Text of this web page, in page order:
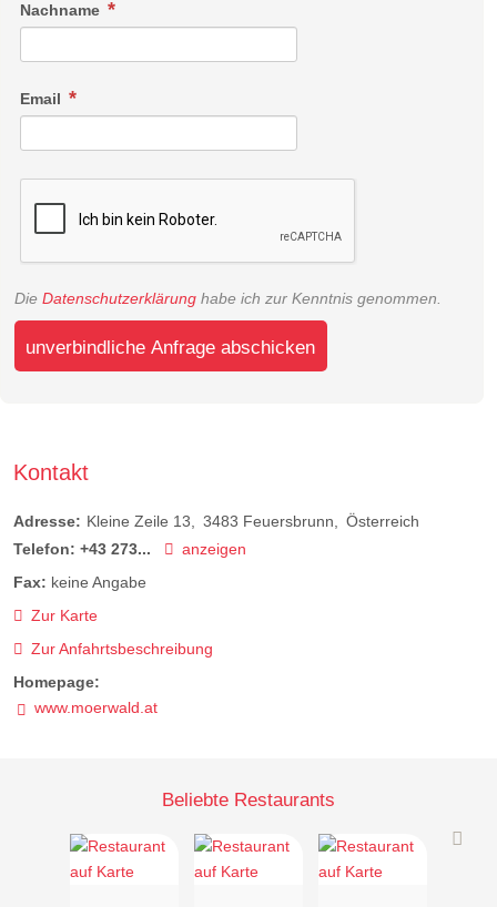
Nachname
Email
Die Datenschutzerklärung habe ich zur Kenntnis genommen.
unverbindliche Anfrage abschicken
Kontakt
Adresse: Kleine Zeile 13 3483 Feuersbrunn
Österreich
Telefon: +43 273...
anzeigen
Fax: keine Angabe
Zur Karte
Zur Anfahrtsbeschreibung
Homepage:
www.moerwald.at
Beliebte Restaurants